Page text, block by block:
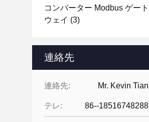
コンバーター Modbus ゲート
ウェイ (3)
連絡先
連絡先: Mr. Kevin Tian
テレ: 86--18516748288